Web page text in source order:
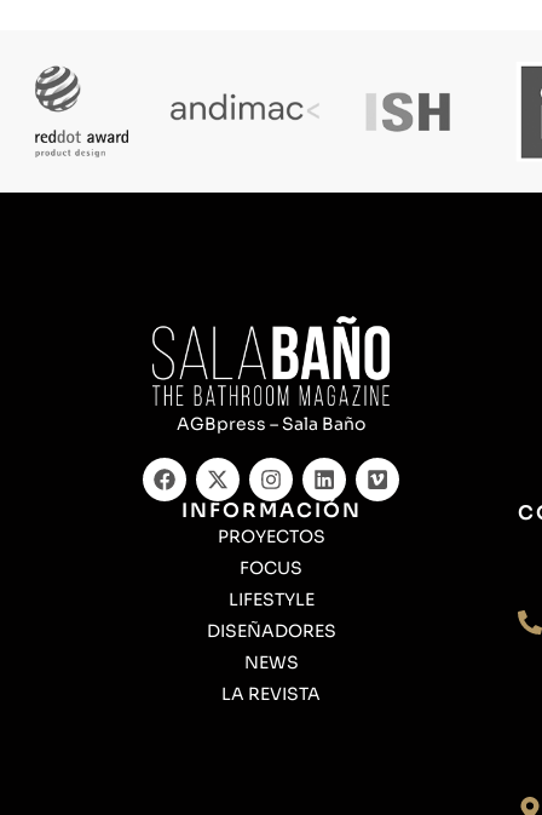
AGBpress – Sala Baño
INFORMACIÓN
PROYECTOS
FOCUS
LIFESTYLE
DISEÑADORES
NEWS
LA REVISTA